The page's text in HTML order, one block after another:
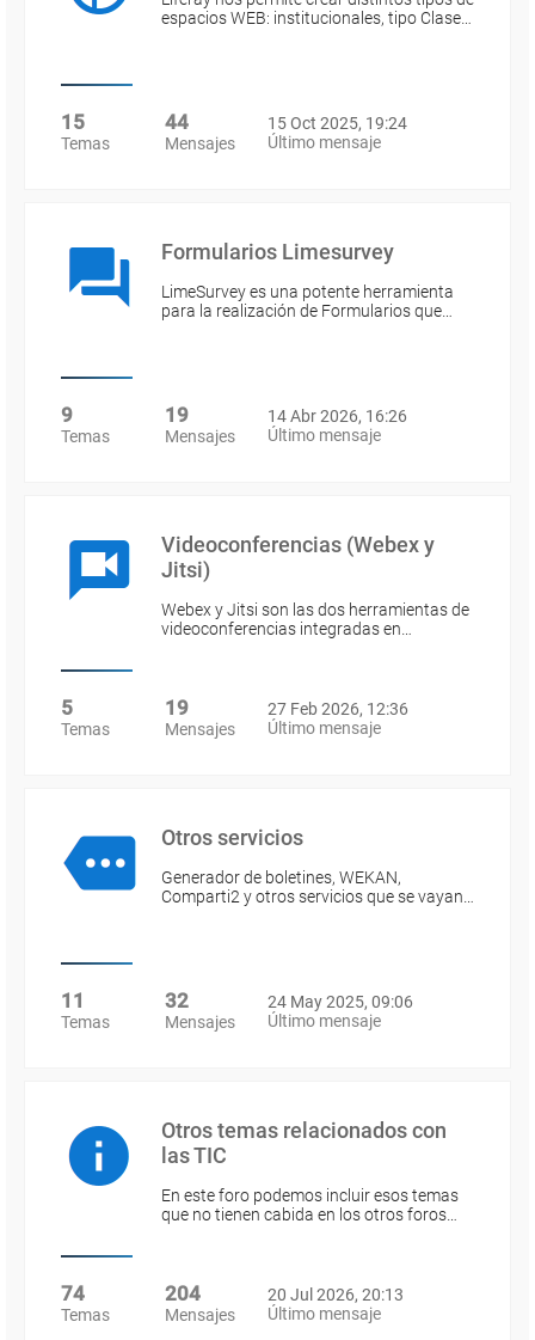
espacios WEB: institucionales, tipo Clase…
15
Temas
44
Mensajes
15 Oct 2025, 19:24
Último mensaje
Formularios Limesurvey
LimeSurvey es una potente herramienta
para la realización de Formularios que…
9
Temas
19
Mensajes
14 Abr 2026, 16:26
Último mensaje
Videoconferencias (Webex y
Jitsi)
Webex y Jitsi son las dos herramientas de
videoconferencias integradas en…
5
Temas
19
Mensajes
27 Feb 2026, 12:36
Último mensaje
Otros servicios
Generador de boletines, WEKAN,
Comparti2 y otros servicios que se vayan…
11
Temas
32
Mensajes
24 May 2025, 09:06
Último mensaje
Otros temas relacionados con
las TIC
En este foro podemos incluir esos temas
que no tienen cabida en los otros foros…
74
Temas
204
Mensajes
20 Jul 2026, 20:13
Último mensaje